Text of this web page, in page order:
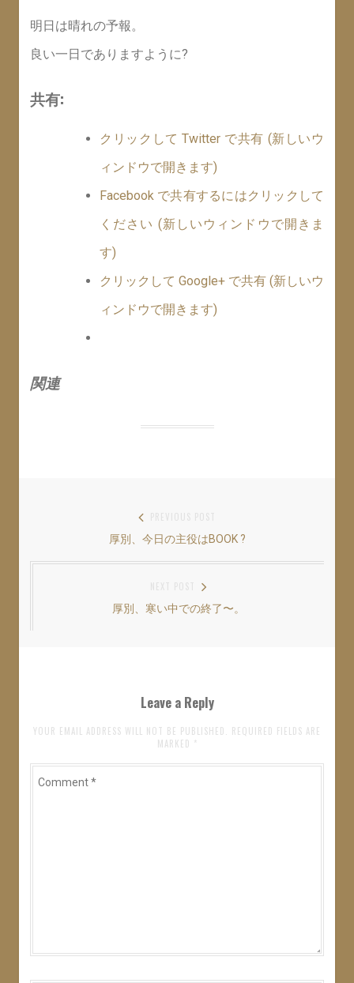
明日は晴れの予報。
良い一日でありますように?
共有:
クリックして Twitter で共有 (新しいウ
ィンドウで開きます)
Facebook で共有するにはクリックして
ください (新しいウィンドウで開きま
す)
クリックして Google+ で共有 (新しいウ
ィンドウで開きます)
関連
ナ
Previous
post:
厚別、今日の主役はBOOK ?
Next
厚別、寒い中での終了〜。
Leave a Reply
YOUR EMAIL ADDRESS WILL NOT BE PUBLISHED. REQUIRED FIELDS ARE
MARKED *